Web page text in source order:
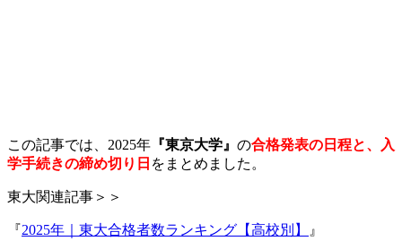
この記事では、2025年 『東京大学』 の合格発表の日程と、入
学手続きの締め切り日 をまとめました。
東大関連記事＞＞
『2025年｜東大合格者数ランキング【高校別】 』